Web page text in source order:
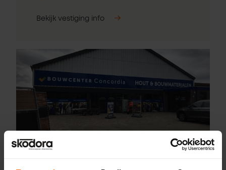
Bekijk vestiging info
Pick-up point